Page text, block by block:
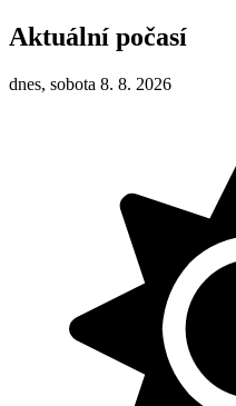
Aktuální počasí
dnes, sobota 8. 8. 2026